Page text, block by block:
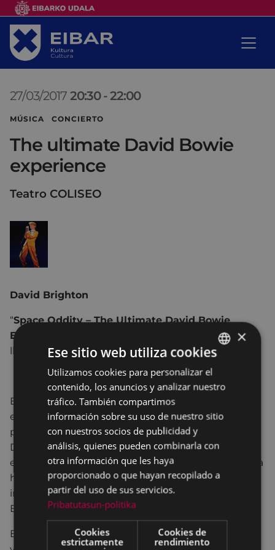
27/03/2017 20:30 -22:00
MÚSICA CONCIERTO
The ultimate David Bowie
experience
Teatro COLISEO
David Brighton
“Space Oddity – The Ultimate David Bowie
Experience“
tributo a David Bowie
llega por primera vez desde Las Vegas a España.
El grupo liderado porDavid Brighton
escenarios toda la magia de la música del
polifacético y heterogéneo “Duque Blanco”.
Durante casi dos horas, harán revivir a los
espectadores los momentos más importantes de la
historia musical, el legendario sonido original, la
impresionante semejanza física y vocal de David
Brighton con David Bowie.
El espectáculo incluye muchas sorpresas a nivel
BASQUE
SPANISH
×
Ese sitio web utiliza cookies
Utilizamos cookies para personalizar el
contenido, los anuncios y analizar nuestro
tráfico. También compartimos
información sobre su uso de nuestro sitio
con nuestros socios de publicidad y
análisis, quienes pueden combinarla con
otra información que les haya
proporcionado o que hayan recopilado a
partir del uso de sus servicios.
Pribatutasun-politika
Cookies
estrictamente
Cookies de
rendimiento